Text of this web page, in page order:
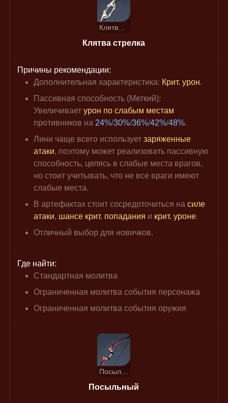
Клятва стрелка
Клятва стрелка
Причины рекомендации:
Дополнительная характеристика: Крит. урон.
Пассивная способность (Меткий):
Увеличивает урон по слабым местам
противников на 24%/30%/36%/42%/48%.
Лини чаще всего использует заряженные
атаки, поэтому может реализовать пассивную
способность, целясь в слабые места врагов,
но стоит учитывать, что не все враги имеют
слабые места.
В артефактах стоит сосредоточиться на силе
атаки, шансе крит. попадания и крит. уроне.
Отличный выбор для новичков.
Где найти:
Стандартная молитва
Ограниченная молитва события персонажа
Ограниченная молитва события оружия
Посыльный
Посыльный